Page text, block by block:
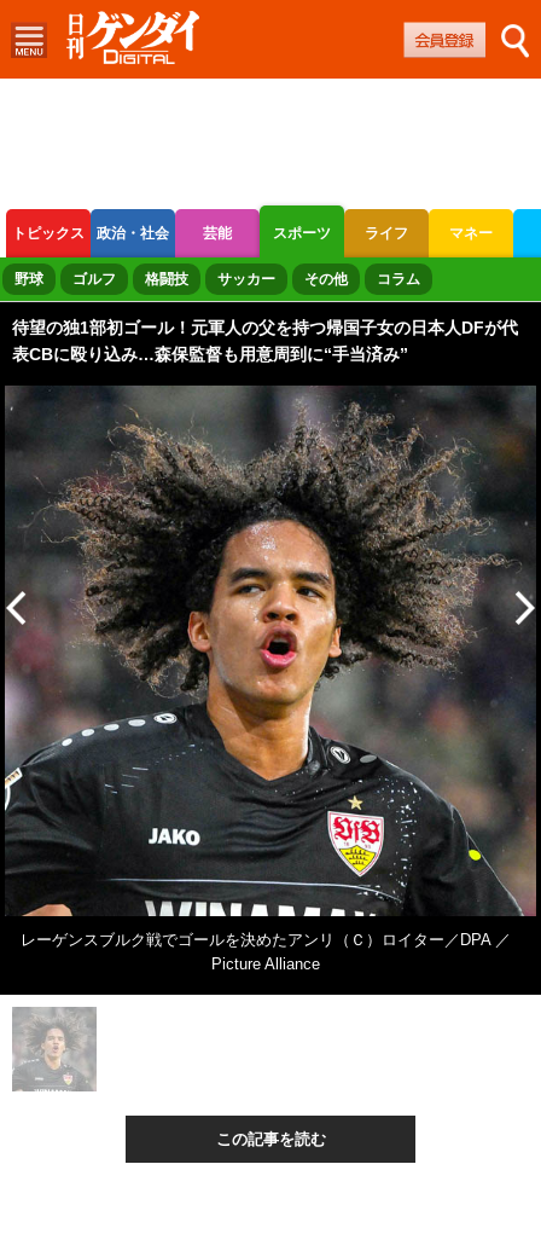
トピックス 政治・社会 芸能 スポーツ ライフ マネー
ボートレース 競輪 オートレース
野球 ゴルフ 格闘技 サッカー その他 コラム
待望の独1部初ゴール！元軍人の父を持つ帰国子女の日本人DFが代
表CBに殴り込み…森保監督も用意周到に“手当済み”
レーゲンスブルク戦でゴールを決めたアンリ（Ｃ）ロイター／DPA ／
Picture Alliance
この記事を読む